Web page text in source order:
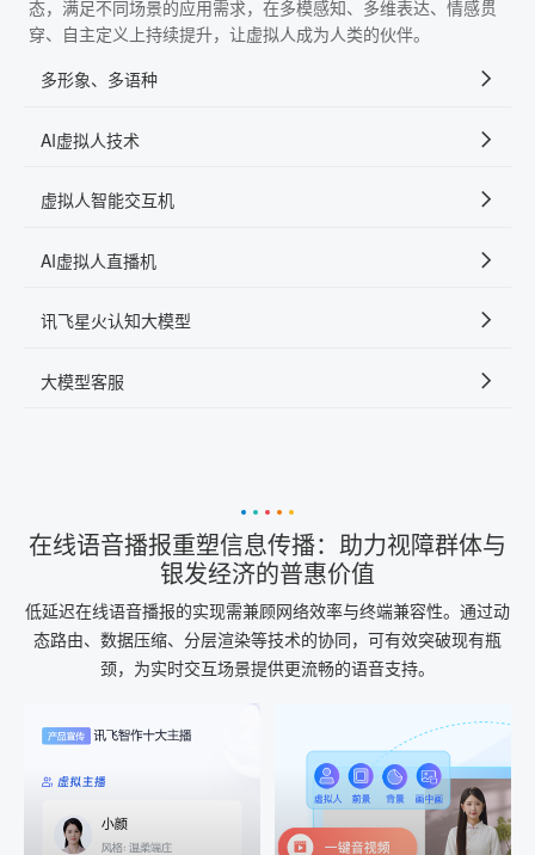
态，满足不同场景的应用需求，在多模感知、多维表达、情感贯
穿、自主定义上持续提升，让虚拟人成为人类的伙伴。
多形象、多语种
AI虚拟人技术
虚拟人智能交互机
AI虚拟人直播机
讯飞星火认知大模型
大模型客服
在线语音播报重塑信息传播：助力视障群体与
银发经济的普惠价值
低延迟在线语音播报的实现需兼顾网络效率与终端兼容性。通过动
态路由、数据压缩、分层渲染等技术的协同，可有效突破现有瓶
颈，为实时交互场景提供更流畅的语音支持。
AI配音
音视频一键生成
AI+音频
配音一键生成
AI+音频：基于全球领先的